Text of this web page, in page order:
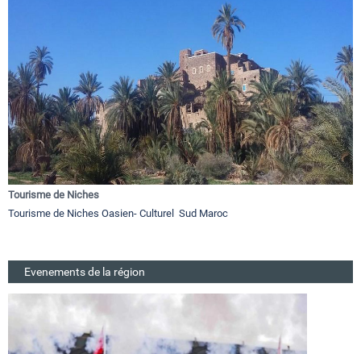
Tourisme de Niches
Tourisme de Niches Oasien- Culturel Sud Maroc
Evenements de la région